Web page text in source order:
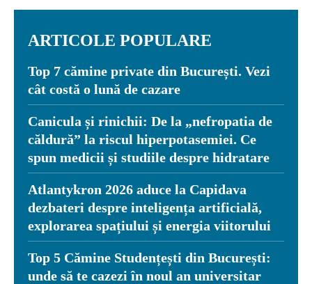
ARTICOLE POPULARE
Top 7 cămine private din București. Vezi
cât costă o lună de cazare
Canicula și rinichii: De la „nefropatia de
căldură” la riscul hiperpotasemiei. Ce
spun medicii și studiile despre hidratare
Atlantykron 2026 aduce la Capidava
dezbateri despre inteligența artificială,
explorarea spațiului și energia viitorului
Top 5 Cămine Studențești din București:
unde să te cazezi în noul an universitar